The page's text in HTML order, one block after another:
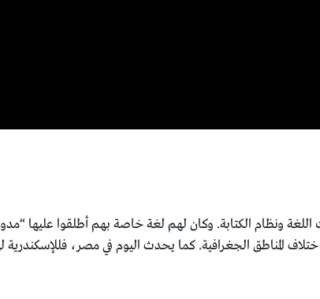
ونظام الكتابة. وكان لهم لغة خاصة بهم أطلقوا عليها
المناطق الجغرافية. كما يحدث اليوم في مصر،